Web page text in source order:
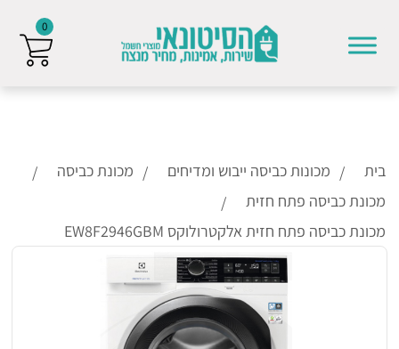
בית מכונות כביסה ייבוש ומדיחים
מכונת כביסה
מכונת כביסה פתח חזית
מכונת כביסה פתח חזית אלקטרולוקס EW8F2946GBM
0